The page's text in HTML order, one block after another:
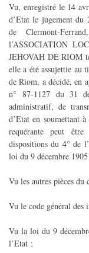
Vu, enregistré le 14
d’Etat le jugement
de Clermont-
l’ASSOCIATION
JEHOVAH DE RIOM
elle a été assujettie au
de Riom, a décidé, en
n° 87-1127 du 31
administratif, de
d’Etat en soumettant
requérante peut
dispositions du 4° de
loi du 9 décembre
Vu les autres pièces du
Vu le code général des
Vu la loi du 9
l’Etat ;